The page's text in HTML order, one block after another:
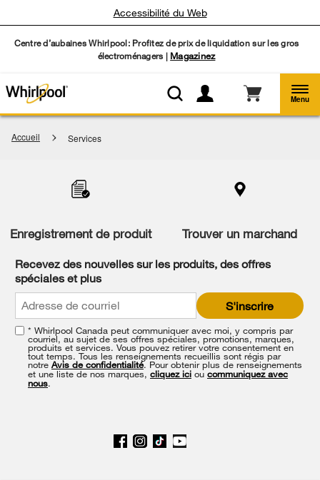
Centre d’aubaines Whirlpool: Profitez de prix de liquidation sur les gros
électroménagers | Magazinez
Accessibilité du Web
Menu
Accueil Services
list,
you
find
end
Enregistrement de produit Trouver un marchand
Recevez des nouvelles sur les produits, des offres
spéciales et plus
S'inscrire
* Whirlpool Canada peut communiquer avec moi, y compris par
courriel, au sujet de ses offres spéciales, promotions, marques,
produits et services. Vous pouvez retirer votre consentement en
tout temps. Tous les renseignements recueillis sont régis par
notre Avis de confidentialité. Pour obtenir plus de renseignements
et une liste de nos marques, cliquez ici ou communiquez avec
nous.